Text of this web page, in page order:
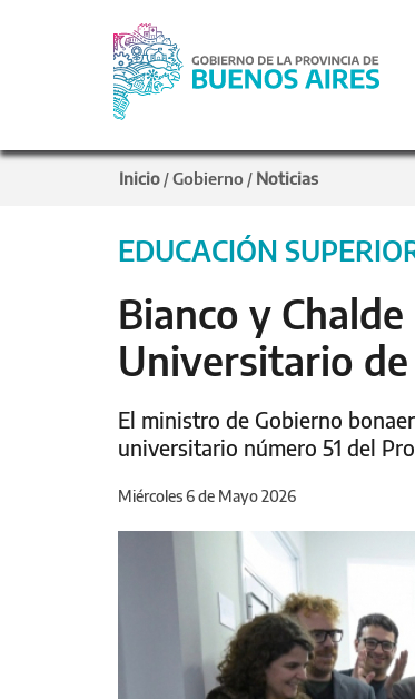
Inicio /Gobierno / Noticias
EDUCACIÓN
Bianco y
Universitario
El ministro de Gobierno
universitario número 51 del
Miércoles 6 de Mayo 2026